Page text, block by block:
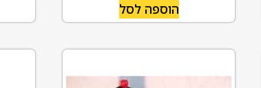
הוספה לסל